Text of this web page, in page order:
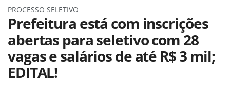
PROCESSO SELETIVO
Prefeitura está com inscrições
abertas para seletivo com 28
vagas e salários de até R$ 3 mil;
EDITAL!